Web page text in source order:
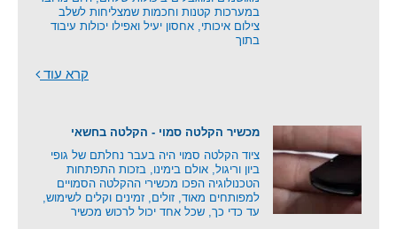
במערכות קטנות וחכמות שמצליחות לשלב
צילום איכותי, אחסון יעיל ואפילו יכולות עיבוד
בתוך
קרא עוד
מכשיר הקלטה סמוי - הקלטה בחשאי
ציוד הקלטה סמוי היה בעבר נחלתם של גופי
ביון וריגול, אולם בימינו, בזכות התפתחות
הטכנולוגיה הפכו מכשירי ההקלטה הסמויים
למפותחים מאוד, זולים, זמינים וקלים לשימוש,
עד כדי כך, שכל אחד יכול לרכוש מכשיר